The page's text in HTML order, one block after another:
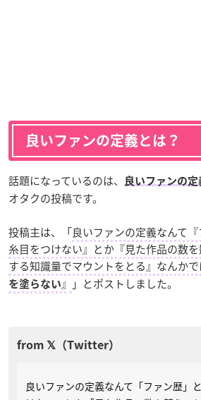
良いファンの定義とは？
話題になっているのは、 良いファンの定
オタクの投稿です。
投稿主は、「良いファンの定義なんて
糸目をつけない』とか『見た作品の数
する知識量でマウントをとる』なんか
を塗らない』 」とポストしました。
良いファンの定義なんて「ファン歴」